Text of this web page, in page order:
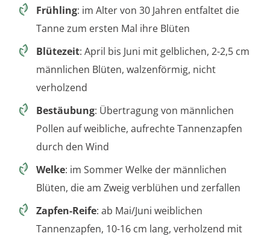
Frühling: im Alter von 30 Jahren entfaltet die
Tanne zum ersten Mal ihre Blüten
Blütezeit: April bis Juni mit gelblichen, 2-2,5 cm
männlichen Blüten, walzenförmig, nicht
verholzend
Bestäubung: Übertragung von männlichen
Pollen auf weibliche, aufrechte Tannenzapfen
durch den Wind
Welke: im Sommer Welke der männlichen
Blüten, die am Zweig verblühen und zerfallen
Zapfen-Reife: ab Mai/Juni weiblichen
Tannenzapfen, 10-16 cm lang, verholzend mit